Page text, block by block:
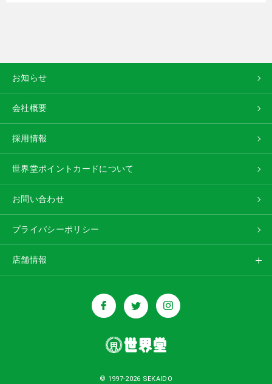
お知らせ
会社概要
採用情報
世界堂ポイントカードについて
お問い合わせ
プライバシーポリシー
店舗情報
© 1997-2026 SEKAIDO